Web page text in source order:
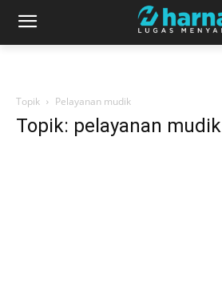
Topik Pelayanan mudik
Topik: pelayanan mudik